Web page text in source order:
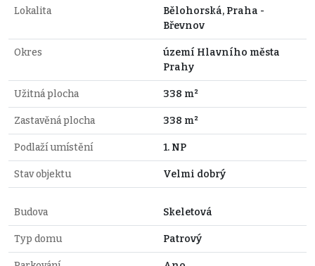
Lokalita
Bělohorská, Praha -
Břevnov
Okres
území Hlavního města
Prahy
Užitná plocha 338 m²
Zastavěná plocha 338 m²
Podlaží umístění 1. NP
Stav objektu Velmi dobrý
Budova Skeletová
Typ domu Patrový